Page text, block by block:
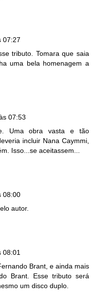
07:27
tributo. Tomara que saia
uma bela homenagem a
07:53
Uma obra vasta e tão
incluir Nana Caymmi,
Isso...se aceitassem...
08:00
autor.
08:01
Brant, e ainda mais
Brant. Esse tributo será
um disco duplo.